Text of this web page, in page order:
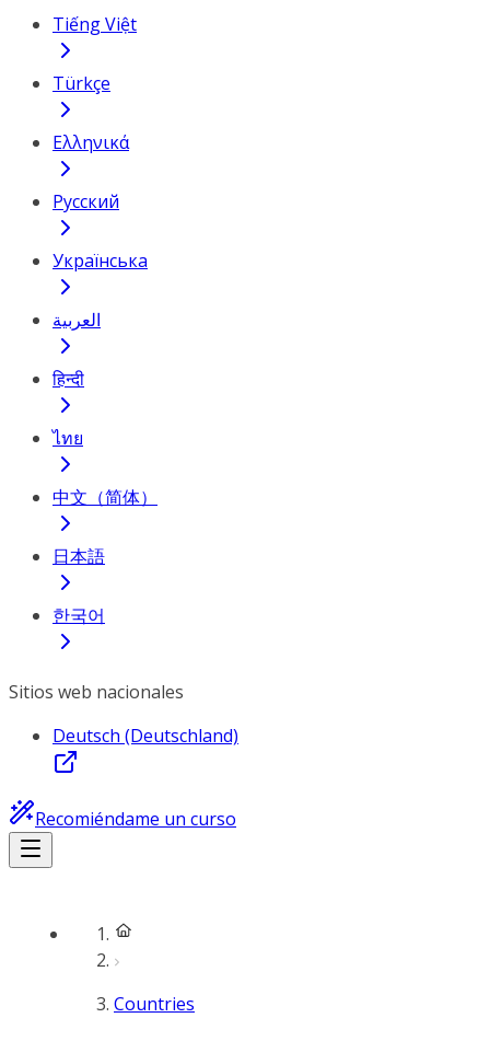
Tiếng Việt
Türkçe
Ελληνικά
Русский
Українська
العربية
हिन्दी
ไทย
中文（简体）
日本語
한국어
Sitios web nacionales
Deutsch (Deutschland)
Recomiéndame un curso
Countries